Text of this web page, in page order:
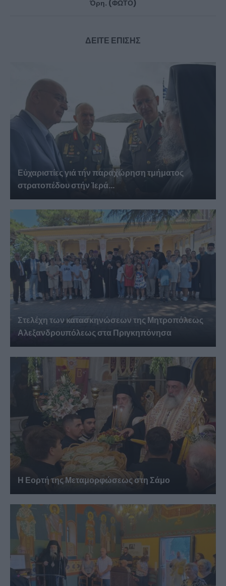
Όρη. (ΦΩΤΟ)
ΔΕΙΤΕ ΕΠΙΣΗΣ
Εὐχαριστίες γιά τήν παραχώρηση τμήματος
στρατοπέδου στήν Ἱερά...
Στελέχη των κατασκηνώσεων της Μητροπόλεως
Αλεξανδρουπόλεως στα Πριγκηπόνησα
Η Εορτή της Μεταμορφώσεως στη Σάμο